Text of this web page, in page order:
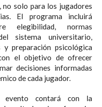
no solo para los jugadores
El programa incluirá
elegibilidad, normas
sistema universitario,
y preparación psicológica
el objetivo de ofrecer
decisiones informadas
de cada jugador.
evento contará con la